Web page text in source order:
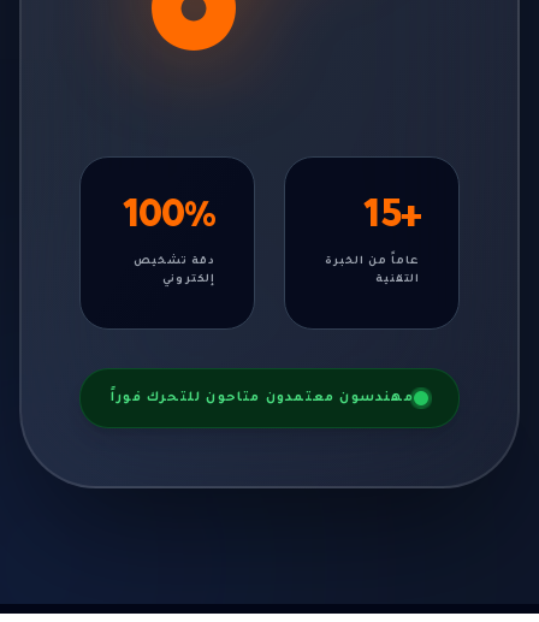
+15
عاماً من الخبرة
التقنية
100%
دقة تشخيص
إلكتروني
مهندسون معتمدون متاحون للتحرك فوراً